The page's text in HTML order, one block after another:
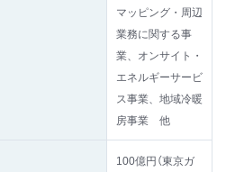
マッピング・周辺
業務に関する事
業、オンサイト・
エネルギーサービ
ス事業、地域冷暖
房事業 他
100億円（東京ガ